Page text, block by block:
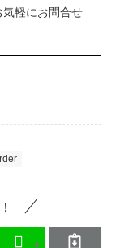
軽にお問合せ